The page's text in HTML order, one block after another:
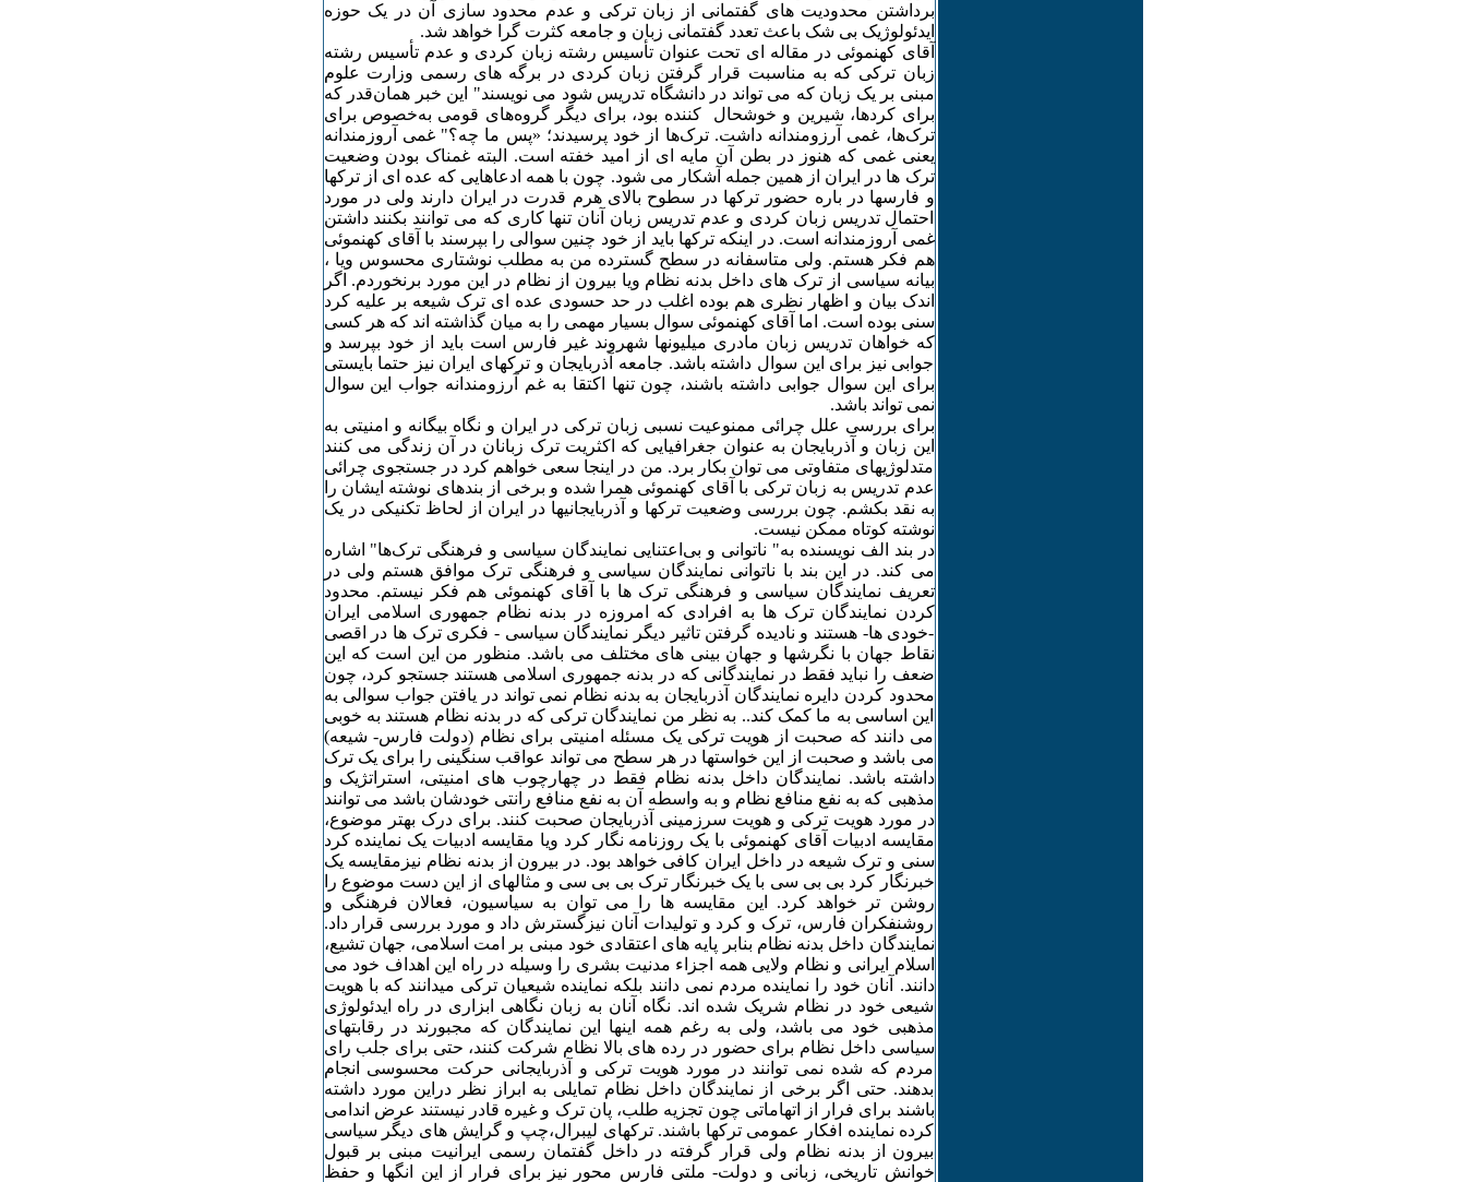
برداشتن محدودیت های گفتمانی از زبان ترکی و عدم محدود سازی آن در یک حوزه
ایدئولوژیک بی شک باعث تعدد گفتمانی زبان و جامعه کثرت گرا خواهد شد.
آقای کهنموئی در مقاله ای تحت عنوان تأسیس رشته زبان کردی و عدم تأسیس رشته
زبان ترکی که به مناسبت قرار گرفتن زبان کردی در برگه های رسمی وزارت علوم
مبنی بر یک زبان که می تواند در دانشگاه تدریس شود می نویسند" این خبر همان‌قدر که
برای کردها، شیرین و خوشحال ‌ کننده بود، برای دیگر گروه‌های قومی به‌خصوص برای
ترک‌ها، غمی آرزومندانه داشت. ترک‌ها از خود پرسیدند؛ «پس ما چه؟" غمی آروزمندانه
یعنی غمی که هنوز در بطن آن مایه ای از امید خفته است. البته غمناک بودن وضعیت
ترک ها در ایران از همین جمله آشکار می شود. چون با همه ادعاهایی که عده ای از ترکها
و فارسها در باره حضور ترکها در سطوح بالای هرم قدرت در ایران دارند ولی در مورد
احتمال تدریس زبان کردی و عدم تدریس زبان آنان تنها کاری که می توانند بکنند داشتن
غمی آروزمندانه است. در اینکه ترکها باید از خود چنین سوالی را بپرسند با آقای کهنموئی
هم فکر هستم. ولی متاسفانه در سطح گسترده من به مطلب نوشتاری محسوس ویا ،
بیانه سیاسی از ترک های داخل بدنه نظام ویا بیرون از نظام در این مورد برنخوردم. اگر
اندک بیان و اظهار نظری هم بوده اغلب در حد حسودی عده ای ترک شیعه بر علیه کرد
سنی بوده است. اما آقای کهنموئی سوال بسیار مهمی را به میان گذاشته اند که هر کسی
که خواهان تدریس زبان مادری میلیونها شهروند غیر فارس است باید از خود بپرسد و
جوابی نیز برای این سوال داشته باشد. جامعه آذربایجان و ترکهای ایران نیز حتما بایستی
برای این سوال جوابی داشته باشند، چون تنها اکتقا به غم آرزومندانه جواب این سوال
نمی تواند باشد.
برای بررسی علل چرائی ممنوعیت نسبی زبان ترکی در ایران و نگاه بیگانه و امنیتی به
این زبان و آذربایجان به عنوان جغرافیایی که اکثریت ترک زبانان در آن زندگی می کنند
متدلوژیهای متفاوتی می توان بکار برد. من در اینجا سعی خواهم کرد در جستجوی چرائی
عدم تدریس به زبان ترکی با آقای کهنموئی همرا شده و برخی از بندهای نوشته ایشان را
به نقد بکشم. چون بررسی وضعیت ترکها و آذربایجانیها در ایران از لحاظ تکنیکی در یک
نوشته کوتاه ممکن نیست.
در بند الف نویسنده به" ناتوانی و بی‌اعتنایی نمایندگان سیاسی و فرهنگی ترک‌ها" اشاره
می کند. در این بند با ناتوانی نمایندگان سیاسی و فرهنگی ترک موافق هستم ولی در
تعریف نمایندگان سیاسی و فرهنگی ترک ها با آقای کهنموئی هم فکر نیستم. محدود
کردن نمایندگان ترک ها به افرادی که امروزه در بدنه نظام جمهوری اسلامی ایران
-خودی ها- هستند و نادیده گرفتن تاثیر دیگر نمایندگان سیاسی - فکری ترک ها در اقصی
نقاط جهان با نگرشها و جهان بینی های مختلف می باشد. منظور من این است که این
ضعف را نباید فقط در نمایندگانی که در بدنه جمهوری اسلامی هستند جستجو کرد، چون
محدود کردن دایره نمایندگان آذربایجان به بدنه نظام نمی تواند در یافتن جواب سوالی به
این اساسی به ما کمک کند.. به نظر من نمایندگان ترکی که در بدنه نظام هستند به خوبی
می دانند که صحبت از هویت ترکی یک مسئله امنیتی برای نظام (دولت فارس- شیعه)
می باشد و صحبت از این خواستها در هر سطح می تواند عواقب سنگینی را برای یک ترک
داشته باشد. نمایندگان داخل بدنه نظام فقط در چهارچوب های امنیتی، استراتژیک و
مذهبی که به نفع منافع نظام و به واسطه آن به نفع منافع رانتی خودشان باشد می توانند
در مورد هویت ترکی و هویت سرزمینی آذربایجان صحبت کنند. برای درک بهتر موضوع،
مقایسه ادبیات آقای کهنموئی با یک روزنامه نگار کرد ویا مقایسه ادبیات یک نماینده کرد
سنی و ترک شیعه در داخل ایران کافی خواهد بود. در بیرون از بدنه نظام نیزمقایسه یک
خبرنگار کرد بی بی سی با یک خبرنگار ترک بی بی سی و مثالهای از این دست موضوع را
روشن تر خواهد کرد. این مقایسه ها را می توان به سیاسیون، فعالان فرهنگی و
روشنفکران فارس، ترک و کرد و تولیدات آنان نیزگسترش داد و مورد بررسی قرار داد.
نمایندگان داخل بدنه نظام بنابر پایه های اعتقادی خود مبنی بر امت اسلامی، جهان تشیع،
اسلام ایرانی و نظام ولایی همه اجزاء مدنیت بشری را وسیله در راه این اهداف خود می
دانند. آنان خود را نماینده مردم نمی دانند بلکه نماینده شیعیان ترکی میدانند که با هویت
شیعی خود در نظام شریک شده اند. نگاه آنان به زبان نگاهی ابزاری در راه ایدئولوژی
مذهبی خود می باشد، ولی به رغم همه اینها این نمایندگان که مجبورند در رقابتهای
سیاسی داخل نظام برای حضور در رده های بالا نظام شرکت کنند، حتی برای جلب رای
مردم که شده نمی توانند در مورد هویت ترکی و آذربایجانی حرکت محسوسی انجام
بدهند. حتی اگر برخی از نمایندگان داخل نظام تمایلی به ابراز نظر دراین مورد داشته
باشند برای فرار از اتهاماتی چون تجزیه طلب، پان ترک و غیره قادر نیستند عرض اندامی
کرده نماینده افکار عمومی ترکها باشند. ترکهای لیبرال،چپ و گرایش های دیگر سیاسی
بیرون از بدنه نظام ولی قرار گرفته در داخل گفتمان رسمی ایرانیت مبنی بر قبول
خوانش تاریخی، زبانی و دولت- ملتی فارس محور نیز برای فرار از این انگها و حفظ